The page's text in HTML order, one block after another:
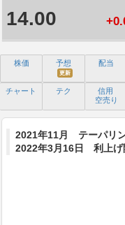
14.00
株価 予想
更新
配当
チャート テク
信用
空売り
2021年11月 テーパリ
2022年3月16日 利上げ